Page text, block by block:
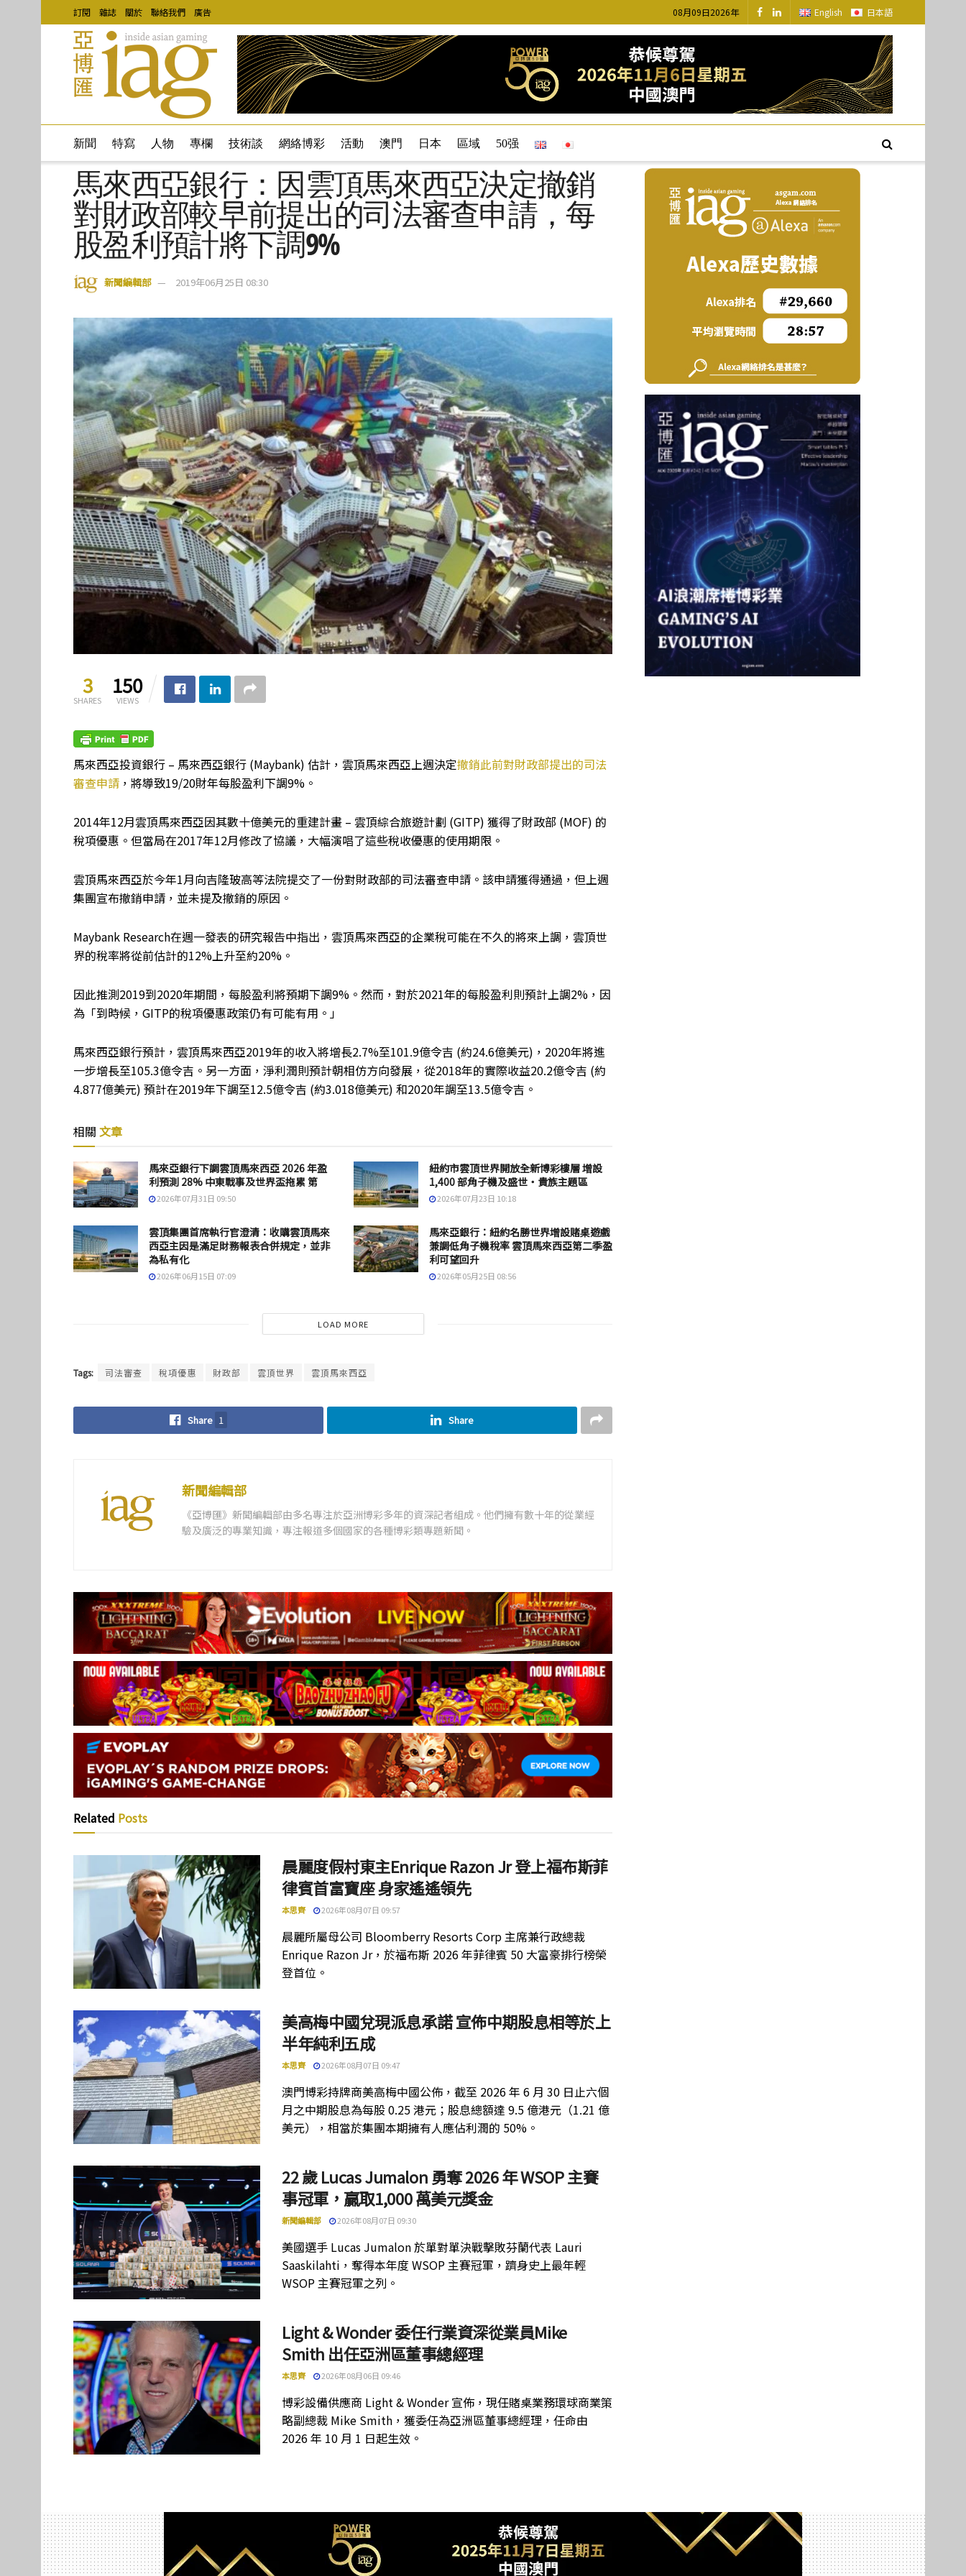
訂閱 雜誌 關於 聯絡我們 廣告 08月09日2026年 English 日本語
新聞 特寫 人物 專欄 技術談 網絡博彩 活動 澳門 日本 區域 50强
馬來西亞銀行：因雲頂馬來西亞決定撤銷
對財政部較早前提出的司法審查申請，每
股盈利預計將下調9%
新聞編輯部 2019年06月25日 08:30
3
SHARES
150
VIEWS
馬來西亞投資銀行 – 馬來西亞銀行 (Maybank) 估計，雲頂馬來西亞上週決定撤銷此前對財政部提出的司法
審查申請 ，將導致19/20財年每股盈利下調9%。
2014年12月雲頂馬來西亞因其數十億美元的重建計畫 – 雲頂綜合旅遊計劃 (GITP) 獲得了財政部 (MOF) 的
稅項優惠。但當局在2017年12月修改了協議，大幅演唱了這些稅收優惠的使用期限。
雲頂馬來西亞於今年1月向吉隆玻高等法院提交了一份對財政部的司法審查申請。該申請獲得通過，但上週
集團宣布撤銷申請，並未提及撤銷的原因。
Maybank Research在週一發表的研究報告中指出，雲頂馬來西亞的企業稅可能在不久的將來上調，雲頂世
界的稅率將從前估計的12%上升至約20%。
因此推測2019到2020年期間，每股盈利將預期下調9%。然而，對於2021年的每股盈利則預計上調2%，因
為「到時候，GITP的稅項優惠政策仍有可能有用。」
馬來西亞銀行預計，雲頂馬來西亞2019年的收入將增長2.7%至101.9億令吉 (約24.6億美元)，2020年將進
一步增長至105.3億令吉。另一方面，淨利潤則預計朝相仿方向發展，從2018年的實際收益20.2億令吉 (約
4.877億美元) 預計在2019年下調至12.5億令吉 (約3.018億美元) 和2020年調至13.5億令吉。
相關 文章
馬來亞銀行下調雲頂馬來西亞 2026 年盈
利預測 28% 中東戰事及世界盃拖累 第
2026年07月31日 09:50
紐約市雲頂世界開放全新博彩樓層 增設
1,400 部角子機及盛世・貴族主題區
2026年07月23日 10:18
雲頂集團首席執行官澄清：收購雲頂馬來
西亞主因是滿足財務報表合併規定，並非
為私有化
2026年06月15日 07:09
馬來亞銀行：紐約名勝世界增設賭桌遊戲
兼調低角子機稅率 雲頂馬來西亞第二季盈
利可望回升
2026年05月25日 08:56
LOAD MORE
Tags: 司法審查 稅項優惠 財政部 雲頂世界 雲頂馬來西亞
Share 1 Share
新聞編輯部
《亞博匯》新聞編輯部由多名專注於亞洲博彩多年的資深記者組成。他們擁有數十年的從業經
驗及廣泛的專業知識，專注報道多個國家的各種博彩類專題新聞。
Related Posts
晨麗度假村東主Enrique Razon Jr 登上福布斯菲
律賓首富寶座 身家遙遙領先
本思齊 2026年08月07日 09:57
晨麗所屬母公司 Bloomberry Resorts Corp 主席兼行政總裁
Enrique Razon Jr，於福布斯 2026 年菲律賓 50 大富豪排行榜榮
登首位。
美高梅中國兌現派息承諾 宣佈中期股息相等於上
半年純利五成
本思齊 2026年08月07日 09:47
澳門博彩持牌商美高梅中國公佈，截至 2026 年 6 月 30 日止六個
月之中期股息為每股 0.25 港元；股息總額達 9.5 億港元（1.21 億
美元），相當於集團本期擁有人應佔利潤的 50%。
22 歲 Lucas Jumalon 勇奪 2026 年 WSOP 主賽
事冠軍，贏取1,000 萬美元獎金
新聞編輯部 2026年08月07日 09:30
美國選手 Lucas Jumalon 於單對單決戰擊敗芬蘭代表 Lauri
Saaskilahti，奪得本年度 WSOP 主賽冠軍，躋身史上最年輕
WSOP 主賽冠軍之列。
Light & Wonder 委任行業資深從業員Mike
Smith 出任亞洲區董事總經理
本思齊 2026年08月06日 09:46
博彩設備供應商 Light & Wonder 宣佈，現任賭桌業務環球商業策
略副總裁 Mike Smith，獲委任為亞洲區董事總經理，任命由
2026 年 10 月 1 日起生效。